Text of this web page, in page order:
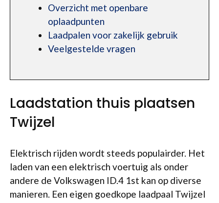
Overzicht met openbare
oplaadpunten
Laadpalen voor zakelijk gebruik
Veelgestelde vragen
Laadstation thuis plaatsen
Twijzel
Elektrisch rijden wordt steeds populairder. Het
laden van een elektrisch voertuig als onder
andere de Volkswagen ID.4 1st kan op diverse
manieren. Een eigen goedkope laadpaal Twijzel